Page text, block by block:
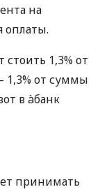
на
оплаты.
стоить 1,3% от
от суммы
в àбанк
принимать